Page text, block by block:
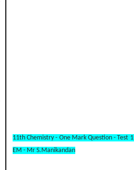
11th Chemistry - One Mark Question - Test 1
EM - Mr S.Manikandan